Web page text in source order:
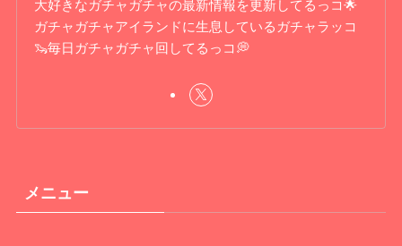
大好きなガチャガチャの最新情報を更新してるっコ🌟
ガチャガチャアイランドに生息しているガチャラッコ
🦦毎日ガチャガチャ回してるっコ💭
メニュー